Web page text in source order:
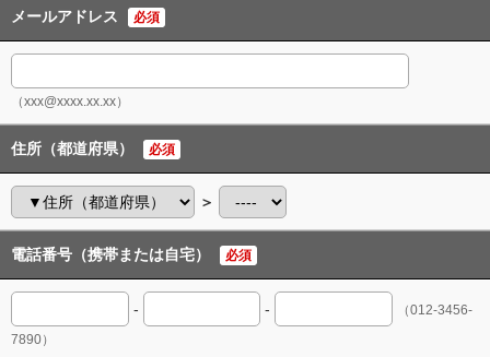
メールアドレス 必須
（xxx@xxxx.xx.xx）
住所（都道府県） 必須
＞
電話番号（携帯または自宅） 必須
- -
（012-3456-
7890）